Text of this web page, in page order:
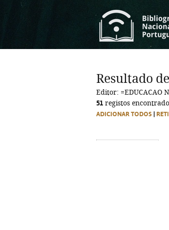
Resultado
Editor: =EDUCACAO
51 registos
ADICIONAR TODOS